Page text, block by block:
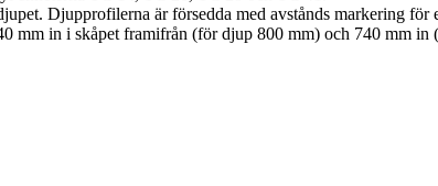
Djupprofilerna är försedda med avstånds markering
mm in i skåpet framifrån (för djup 800 mm) och 740 mm in